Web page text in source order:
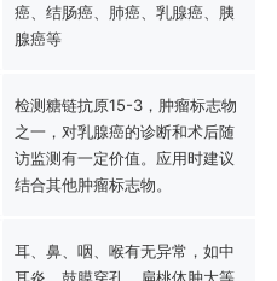
癌、结肠癌、肺癌、乳腺癌、胰
腺癌等
检测糖链抗原15-3，肿瘤标志物
之一，对乳腺癌的诊断和术后随
访监测有一定价值。应用时建议
结合其他肿瘤标志物。
耳、鼻、咽、喉有无异常，如中
耳炎、鼓膜穿孔、扁桃体肿大等